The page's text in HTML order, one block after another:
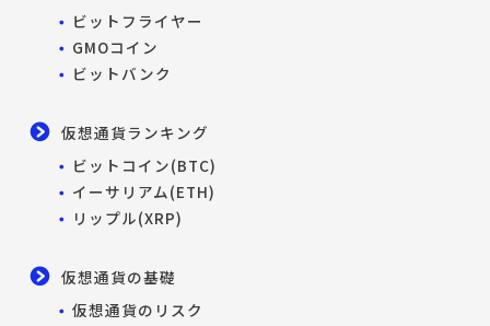
ビットフライヤー
GMOコイン
ビットバンク
仮想通貨ランキング
ビットコイン(BTC)
イーサリアム(ETH)
リップル(XRP)
仮想通貨の基礎
仮想通貨のリスク